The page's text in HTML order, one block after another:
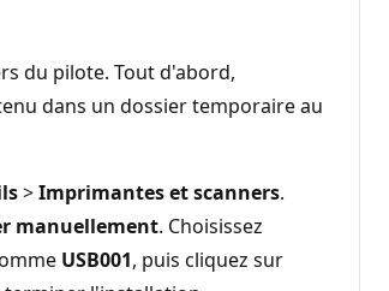
du pilote. Tout d'abord,
dans un dossier temporaire au
>Imprimantes et scanners.
manuellement. Choisissez
USB001, puis cliquez sur